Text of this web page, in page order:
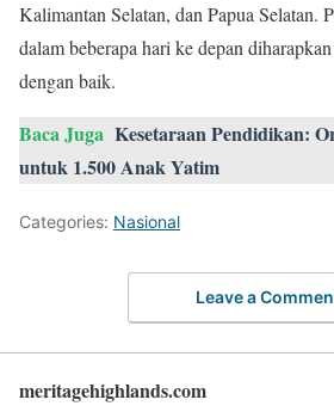
Kalimantan Selatan, dan Papua Selatan.
dalam beberapa hari ke depan
dengan baik.
Baca Juga Kesetaraan Pendidikan:
untuk 1.500 Anak Yatim
Categories: Nasional
Leave a
meritagehighlands.com